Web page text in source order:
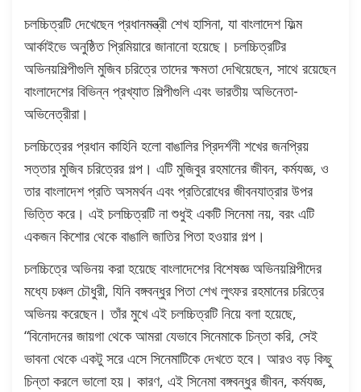
চলচ্চিত্রটি দেখেছেন প্রধানমন্ত্রী শেখ হাসিনা, যা বাংলাদেশ ফিল্ম
আর্কাইভে অনুষ্ঠিত প্রিমিয়ারে জানানো হয়েছে। চলচ্চিত্রটির
অভিনয়শিল্পীগুলি মুজিব চরিত্রে তাদের ক্ষমতা দেখিয়েছেন, সাথে রয়েছেন
বাংলাদেশের বিভিন্ন প্রখ্যাত শিল্পীগুলি এবং ভারতীয় অভিনেতা-
অভিনেত্রীরা।
চলচ্চিত্রের প্রধান কাহিনি হলো বাঙালির প্রিদর্শনী শখের জনপ্রিয়
সত্তার মুজিব চরিত্রের গল্প। এটি মুজিবুর রহমানের জীবন, কর্মযজ্ঞ, ও
তার বাংলাদেশ প্রতি অসমর্থন এবং প্রতিরোধের জীবনযাত্রার উপর
ভিত্তি করে। এই চলচ্চিত্রটি না শুধুই একটি সিনেমা নয়, বরং এটি
একজন কিশোর থেকে বাঙালি জাতির পিতা হওয়ার গল্প।
চলচ্চিত্রে অভিনয় করা হয়েছে বাংলাদেশের বিশেষজ্ঞ অভিনয়শিল্পীদের
মধ্যে চঞ্চল চৌধুরী, যিনি বঙ্গবন্ধুর পিতা শেখ লুৎফর রহমানের চরিত্রে
অভিনয় করেছেন। তাঁর মুখে এই চলচ্চিত্রটি নিয়ে বলা হয়েছে,
“বিনোদনের জায়গা থেকে আমরা যেভাবে সিনেমাকে চিন্তা করি, সেই
ভাবনা থেকে একটু সরে এসে সিনেমাটিকে দেখতে হবে। আরও বড় কিছু
চিন্তা করলে ভালো হয়। কারণ, এই সিনেমা বঙ্গবন্ধুর জীবন, কর্মযজ্ঞ,